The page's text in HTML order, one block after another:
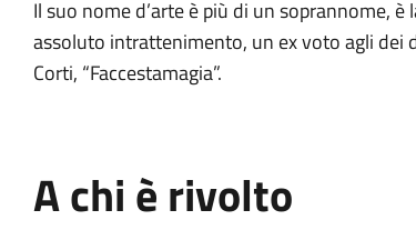
Il suo nome d’arte è più di un soprannome,
assoluto intrattenimento, un ex voto agli dei
Corti, “Faccestamagia”.
A chi è rivolto